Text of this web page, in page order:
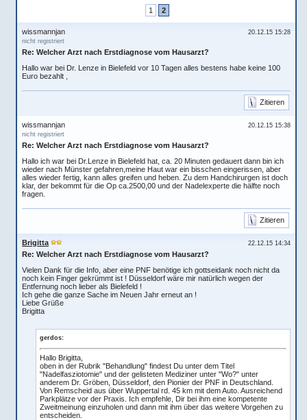
1 2
20.12.15 15:28
wissmannjan
nicht registriert
Re: Welcher Arzt nach Erstdiagnose vom Hausarzt?
Hallo war bei Dr. Lenze in Bielefeld vor 10 Tagen alles bestens habe keine 100
Euro bezahlt ,
Zitieren
20.12.15 15:38
wissmannjan
nicht registriert
Re: Welcher Arzt nach Erstdiagnose vom Hausarzt?
Hallo ich war bei Dr.Lenze in Bielefeld hat, ca. 20 Minuten gedauert dann bin ich
wieder nach Münster gefahren,meine Haut war ein bisschen eingerissen, aber
alles wieder fertig, kann alles greifen und heben. Zu dem Handchirurgen ist doch
klar, der bekommt für die Op ca.2500,00 und der Nadelexperte die hälfte noch
fragen.
Zitieren
22.12.15 14:34
Brigitta
Re: Welcher Arzt nach Erstdiagnose vom Hausarzt?
Vielen Dank für die Info, aber eine PNF benötige ich gottseidank noch nicht da
noch kein Finger gekrümmt ist ! Düsseldorf wäre mir natürlich wegen der
Entfernung noch lieber als Bielefeld !
Ich gehe die ganze Sache im Neuen Jahr erneut an !
Liebe Grüße
Brigitta
gerdos:
Hallo Brigitta,
oben in der Rubrik "Behandlung" findest Du unter dem Titel
"Nadelfasziotomie" und der gelisteten Mediziner unter "Wo?" unter
anderem Dr. Gröben, Düsseldorf, den Pionier der PNF in Deutschland.
Von Remscheid aus über Wuppertal rd. 45 km mit dem Auto. Ausreichend
Parkplätze vor der Praxis. Ich empfehle, Dir bei ihm eine kompetente
Zweitmeinung einzuholen und dann mit ihm über das weitere Vorgehen zu
entscheiden.